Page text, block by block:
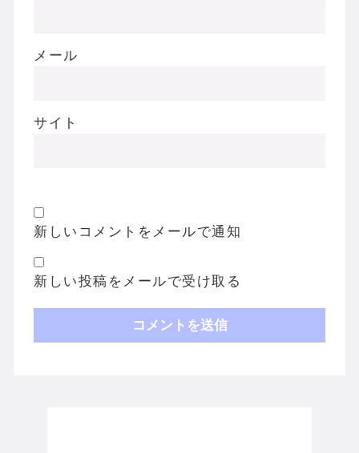
メール
サイト
新しいコメントをメールで通知
新しい投稿をメールで受け取る